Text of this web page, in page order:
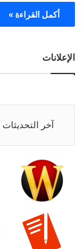
أكمل القراءة »
الإعلانات
آخر التحديثات